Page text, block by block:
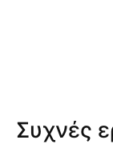
Συχνές